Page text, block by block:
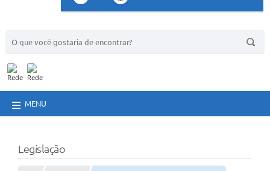
MENU
Legislação